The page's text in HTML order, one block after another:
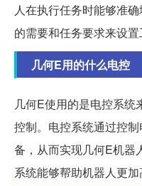
人在执行任务时能够准
的需要和任务要求来设置
几何E用的什么电控
几何E使用的是电控系统
控制。电控系统通过控
备，从而实现几何E机器
系统能够帮助机器人更加